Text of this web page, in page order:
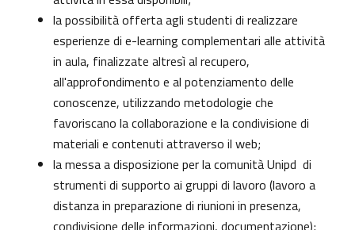
la possibilità offerta agli studenti di realizzare
esperienze di e-learning complementari alle attività
in aula, finalizzate altresì al recupero,
all'approfondimento e al potenziamento delle
conoscenze, utilizzando metodologie che
favoriscano la collaborazione e la condivisione di
materiali e contenuti attraverso il web;
la messa a disposizione per la comunità Unipd di
strumenti di supporto ai gruppi di lavoro (lavoro a
distanza in preparazione di riunioni in presenza,
condivisione delle informazioni, documentazione);